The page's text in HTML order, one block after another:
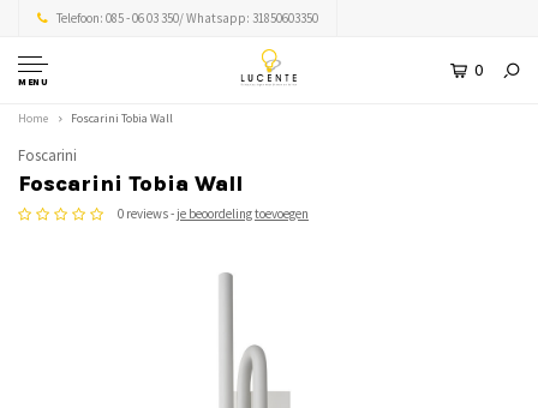
Telefoon: 085 - 06 03 350/ Whatsapp: 31850603350
MENU
0
Home Foscarini Tobia Wall
Foscarini
Foscarini Tobia Wall
0 reviews - je beoordeling toevoegen